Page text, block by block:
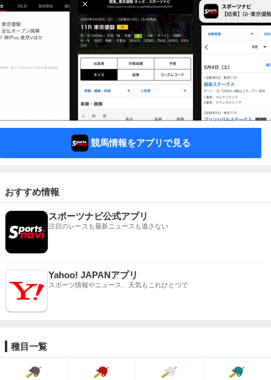
競馬情報をアプリで見る
おすすめ情報
スポーツナビ公式アプリ
注目のレースも最新ニュースも逃さない
Yahoo! JAPANアプリ
スポーツ情報やニュース、天気もこれひとつで
種目一覧